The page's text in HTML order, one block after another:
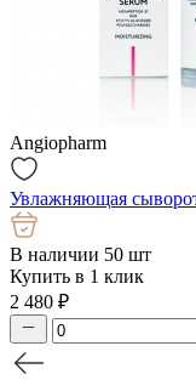
Angiopharm
Увлажняющая
В наличии 50 шт
Купить в 1 клик
2 480 ₽